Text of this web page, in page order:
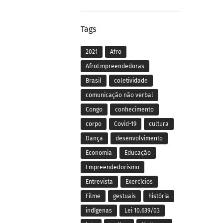
Tags
2021 Afro
AfroEmpreendedoras
Brasil coletividade
comunicação não verbal
Congo conhecimento
corpo Covid-19 cultura
Dança desenvolvimento
Economia Educação
Empreendedorismo
Entrevista Exercícios
Filme gestuais história
indígenas Lei 10.639/03